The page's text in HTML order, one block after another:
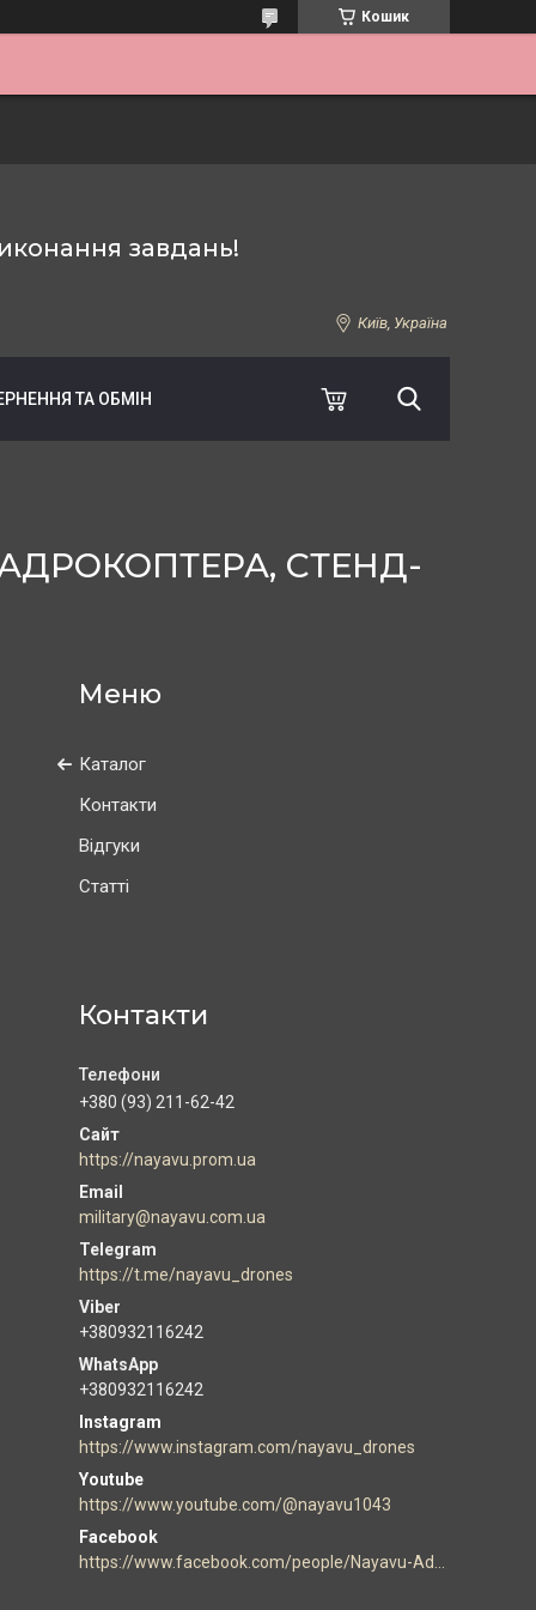
Кошик
завдань!
Київ, Україна
ТА ОБМІН
СТЕНД-
Каталог
Контакти
Відгуки
Статті
Контакти
+380 (93) 211-62-42
https://nayavu.prom.ua
military@nayavu.com.ua
https://t.me/nayavu_drones
+380932116242
+380932116242
Instagram
https://www.instagram.com/nayavu_drones
Youtube
https://www.youtube.com/@nayavu1043
Facebook